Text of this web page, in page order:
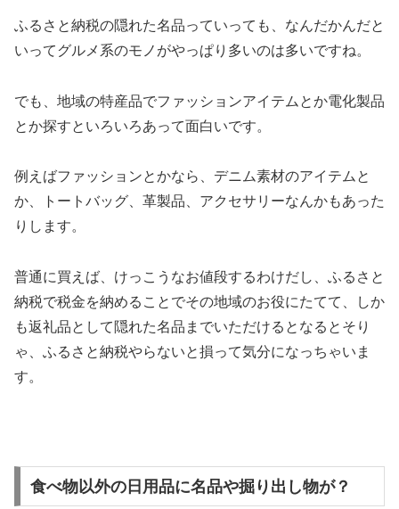
ふるさと納税の隠れた名品っていっても、なんだかんだと
いってグルメ系のモノがやっぱり多いのは多いですね。
でも、地域の特産品でファッションアイテムとか電化製品
とか探すといろいろあって面白いです。
例えばファッションとかなら、デニム素材のアイテムと
か、トートバッグ、革製品、アクセサリーなんかもあった
りします。
普通に買えば、けっこうなお値段するわけだし、ふるさと
納税で税金を納めることでその地域のお役にたてて、しか
も返礼品として隠れた名品までいただけるとなるとそり
ゃ、ふるさと納税やらないと損って気分になっちゃいま
す。
食べ物以外の日用品に名品や掘り出し物が？